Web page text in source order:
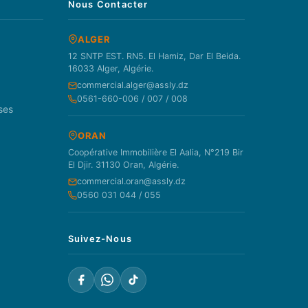
Nous Contacter
ALGER
12 SNTP EST. RN5. El Hamiz, Dar El Beida.
16033 Alger, Algérie.
commercial.alger@assly.dz
0561-660-006 / 007 / 008
ORAN
Coopérative Immobilière El Aalia, N°219 Bir
El Djir. 31130 Oran, Algérie.
commercial.oran@assly.dz
0560 031 044 / 055
Suivez-Nous